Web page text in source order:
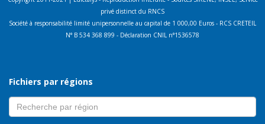
privé distinct du RNCS
Société à responsabilité limité unipersonnelle au capital de 1 000,00 Euros - RCS CRETEIL
N° B 534 368 899 - Déclaration CNIL n°1536578
Fichiers par régions